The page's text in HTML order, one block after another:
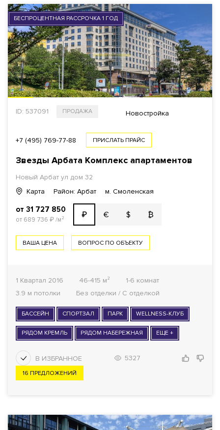
БЕСПРОЦЕНТНАЯ РАССРОЧКА 1 ГОД
ID: 537091 ПРОДАЖА Новостройка
+7 (495) 769-77-88 ПРИСЛАТЬ ПРАЙС
Звезды Арбата Комплекс апартаментов
Новый Арбат ул дом 32
Карта
Район: Арбат м. Смоленская
от 31 727 850
от 689 736 ₽/м² ₽ € $ ₿
ВАША ЦЕНА ВОПРОС ПО ОБЪЕКТУ
1 Квартал 2016 46-415 м²
1-6 комнат
3.9 м потолки
Без отделки / С отделкой
БАССЕЙН СПОРТЗАЛ ПАРК WELLNESS-КЛУБ
РЯДОМ КРЕМЛЬ РЯДОМ НАБЕРЕЖНАЯ ЕЩЕ +
5327
16 ПРЕДЛОЖЕНИЙ